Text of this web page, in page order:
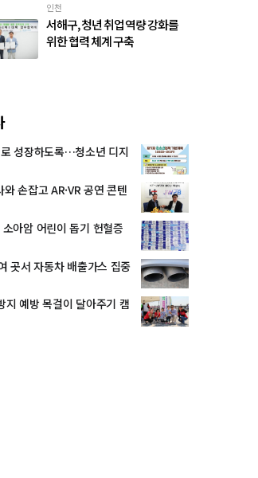
인천
서해구, 청년 취업 역량 강화를
위한 협력 체계 구축
로 성장하도록…청소년 디지
손잡고 AR·VR 공연 콘텐
아암 어린이 돕기 헌혈증
곳서 자동차 배출가스 집중
지 예방 목걸이 달아주기 캠